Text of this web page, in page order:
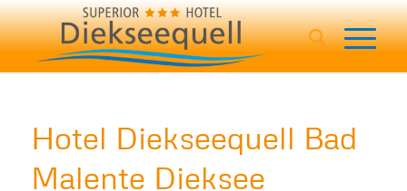
Hotel Diekseequell Bad
Malente Dieksee